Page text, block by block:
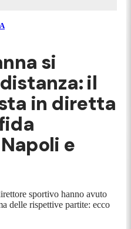
si
il
in diretta
e
sportivo hanno avuto
delle rispettive partite: ecco